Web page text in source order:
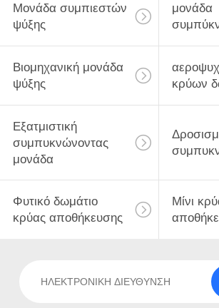
PRIVACY
POLICYΕξατμιστική
μονάδα
Δροσισμένος
Μονάδα συμπιεστών
ψύξης
μονάδα
Βιομηχανική μονάδα
ψύξης
κρύων
Εξατμιστική
συμπυκνώνοντας
μονάδα
Φυτικό δωμάτιο
κρύας αποθήκευσης
Μίνι